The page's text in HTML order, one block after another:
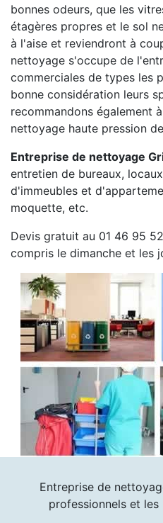
bonnes odeurs, que les
étagères propres et le sol
à l'aise et reviendront à
nettoyage s'occupe de
commerciales de types les
bonne considération leurs
recommandons également
nettoyage haute pression
Entreprise de nettoyage
entretien de bureaux,
d'immeubles et
moquette, etc.
Devis gratuit au 01 46 95
compris le dimanche et les
Entreprise de
professionnels et